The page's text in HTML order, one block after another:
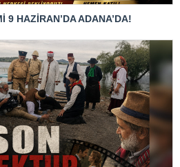
9 HAZİRAN’DA ADANA’DA!